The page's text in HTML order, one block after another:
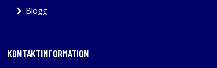
Blogg
KONTAKTINFORMATION